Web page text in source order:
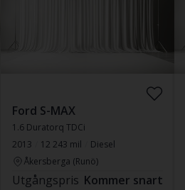
Ford S-MAX
1.6 Duratorq TDCi
2013
12 243 mil
Diesel
Åkersberga (Runö)
Utgångspris Kommer snart